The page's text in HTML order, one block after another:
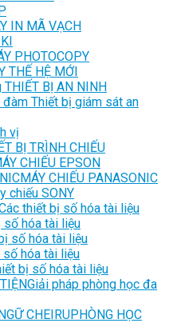
IN MÃ VẠCH
PHOTOCOPY
THẾ HỆ MỚI
THIẾT BỊ AN NINH
Thiết bị giám sát an
vị
BỊ TRÌNH CHIẾU
CHIẾU EPSON
MÁY CHIẾU PANASONIC
chiếu SONY
thiết bị số hóa tài liệu
số hóa tài liệu
số hóa tài liệu
số hóa tài liệu
bị số hóa tài liệu
Giải pháp phòng học đa
CHEIRUPHÒNG HỌC